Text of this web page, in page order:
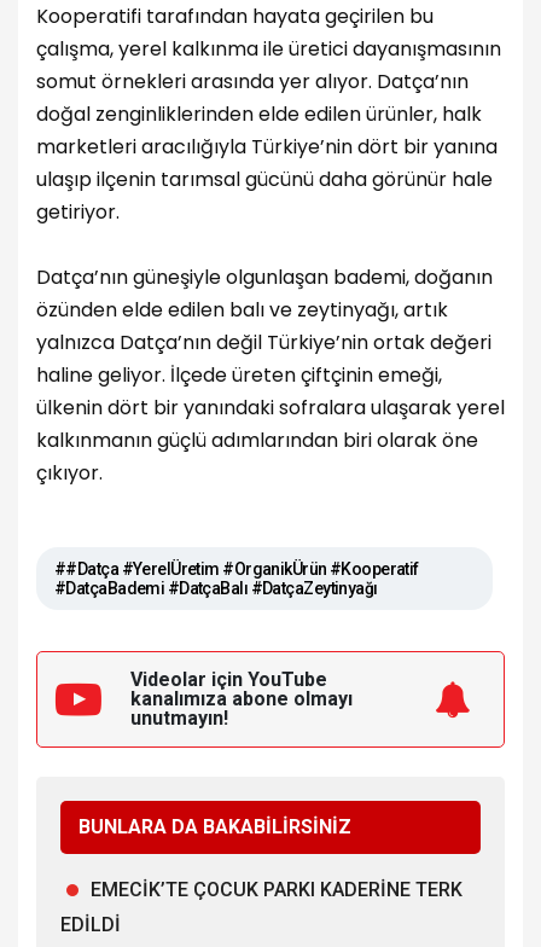
Kooperatifi tarafından hayata geçirilen bu
çalışma, yerel kalkınma ile üretici dayanışmasının
somut örnekleri arasında yer alıyor. Datça’nın
doğal zenginliklerinden elde edilen ürünler, halk
marketleri aracılığıyla Türkiye’nin dört bir yanına
ulaşıp ilçenin tarımsal gücünü daha görünür hale
getiriyor.
Datça’nın güneşiyle olgunlaşan bademi, doğanın
özünden elde edilen balı ve zeytinyağı, artık
yalnızca Datça’nın değil Türkiye’nin ortak değeri
haline geliyor. İlçede üreten çiftçinin emeği,
ülkenin dört bir yanındaki sofralara ulaşarak yerel
kalkınmanın güçlü adımlarından biri olarak öne
çıkıyor.
##Datça #YerelÜretim #OrganikÜrün #Kooperatif
#DatçaBademi #DatçaBalı #DatçaZeytinyağı
Videolar için YouTube
kanalımıza abone olmayı
unutmayın!
BUNLARA DA BAKABİLİRSİNİZ
EMECİK’TE ÇOCUK PARKI KADERİNE TERK
EDİLDİ